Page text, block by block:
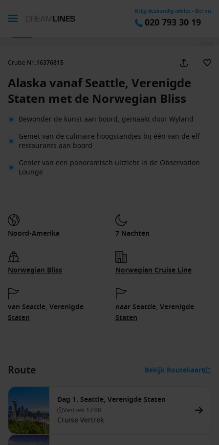
Krijg deskundig advies - Bel nu
020 793 30 19
Cruise Nr.:16376815
Alaska vanaf Seattle, Verenigde
Staten met de Norwegian Bliss
Bewonder de kunst aan boord, gemaakt door Wyland
Geniet van de culinaire hoogstandjes bij één van de elf
restaurants aan boord
Geniet van een panoramisch uitzicht in de Observation
Lounge
Noord-Amerika 7 Nachten
Norwegian Bliss Norwegian Cruise Line
van Seattle, Verenigde
Staten
naar Seattle, Verenigde
Staten
Route Bekijk Routekaart
Dag 1. Seattle, Verenigde Staten
Vertrek 17:00
Cruise Vertrek